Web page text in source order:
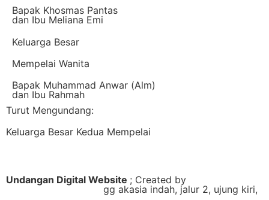
Bapak Khosmas Pantas
dan Ibu Meliana Emi
Keluarga Besar
Mempelai Wanita
Bapak Muhammad Anwar (Alm)
dan Ibu Rahmah
Turut Mengundang:
Keluarga Besar Kedua Mempelai
Undangan Digital Website ; Created by
Undangan Pontianak
gg akasia indah, jalur 2, ujung kiri,